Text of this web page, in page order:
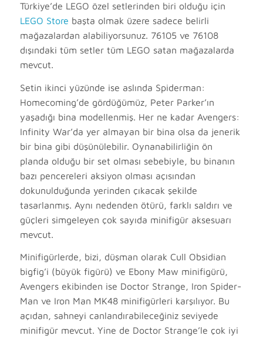
Türkiye’de LEGO özel setlerinden biri olduğu için
LEGO Store başta olmak üzere sadece belirli
mağazalardan alabiliyorsunuz. 76105 ve 76108
dışındaki tüm setler tüm LEGO satan mağazalarda
mevcut.
Setin ikinci yüzünde ise aslında Spiderman:
Homecoming’de gördüğümüz, Peter Parker’ın
yaşadığı bina modellenmiş. Her ne kadar Avengers:
Infinity War’da yer almayan bir bina olsa da jenerik
bir bina gibi düşünülebilir. Oynanabilirliğin ön
planda olduğu bir set olması sebebiyle, bu binanın
bazı pencereleri aksiyon olması açısından
dokunulduğunda yerinden çıkacak şekilde
tasarlanmış. Aynı nedenden ötürü, farklı saldırı ve
güçleri simgeleyen çok sayıda minifigür aksesuarı
mevcut.
Minifigürlerde, bizi, düşman olarak Cull Obsidian
bigfig’i (büyük figürü) ve Ebony Maw minifigürü,
Avengers ekibinden ise Doctor Strange, Iron Spider-
Man ve Iron Man MK48 minifigürleri karşılıyor. Bu
açıdan, sahneyi canlandırabileceğiniz seviyede
minifigür mevcut. Yine de Doctor Strange’le çok iyi